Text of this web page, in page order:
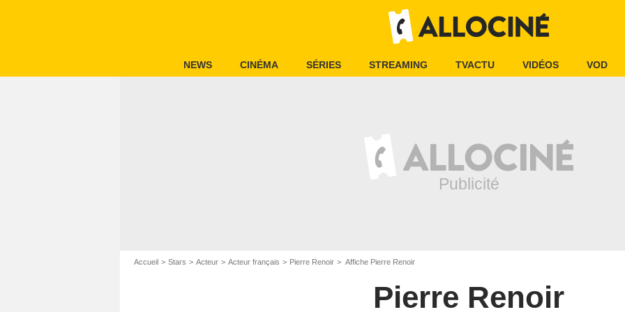
NEWS CINÉMA SÉRIES STREAMING TVACTU VIDÉOS VOD
Accueil Stars Acteur Acteur français Pierre Renoir Affiche Pierre Renoir
Pierre Renoir